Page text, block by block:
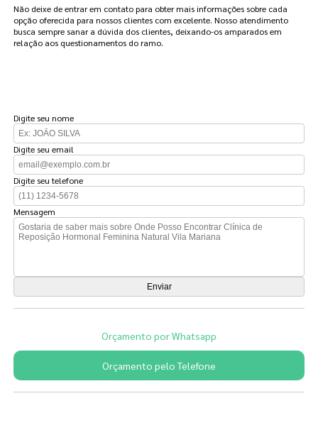
Não deixe de entrar em contato para obter mais informações sobre cada
opção oferecida para nossos clientes com excelente. Nosso atendimento
busca sempre sanar a dúvida dos clientes, deixando-os amparados em
relação aos questionamentos do ramo.
Digite seu nome
Digite seu email
Digite seu telefone
Mensagem
Orçamento por Whatsapp
Orçamento pelo Telefone